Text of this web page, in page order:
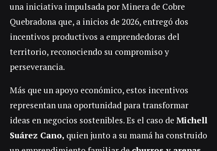
una iniciativa impulsada por Minera de Cobre
Quebradona que, a inicios de 2026, entregó dos
incentivos productivos a emprendedoras del
territorio, reconociendo su compromiso y
perseverancia.
Más que un apoyo económico, estos incentivos
representan una oportunidad para transformar
ideas en negocios sostenibles. Es el caso de Michell
Suárez Cano, quien junto a su mamá ha construido